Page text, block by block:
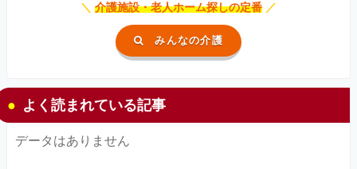
＼ 介護施設・老人ホーム探しの定番 ／
みんなの介護
よく読まれている記事
データはありません